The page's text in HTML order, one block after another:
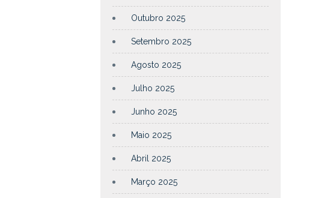
Outubro 2025
Setembro 2025
Agosto 2025
Julho 2025
Junho 2025
Maio 2025
Abril 2025
Março 2025